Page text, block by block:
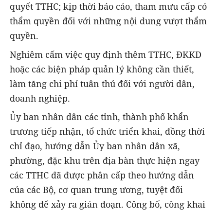
quyết TTHC; kịp thời báo cáo, tham mưu cấp có
thẩm quyền đối với những nội dung vượt thẩm
quyền.
Nghiêm cấm việc quy định thêm TTHC, ĐKKD
hoặc các biện pháp quản lý không cần thiết,
làm tăng chi phí tuân thủ đối với người dân,
doanh nghiệp.
Ủy ban nhân dân các tỉnh, thành phố khẩn
trương tiếp nhận, tổ chức triển khai, đồng thời
chỉ đạo, hướng dẫn Ủy ban nhân dân xã,
phường, đặc khu trên địa bàn thực hiện ngay
các TTHC đã được phân cấp theo hướng dẫn
của các Bộ, cơ quan trung ương, tuyệt đối
không để xảy ra gián đoạn. Công bố, công khai